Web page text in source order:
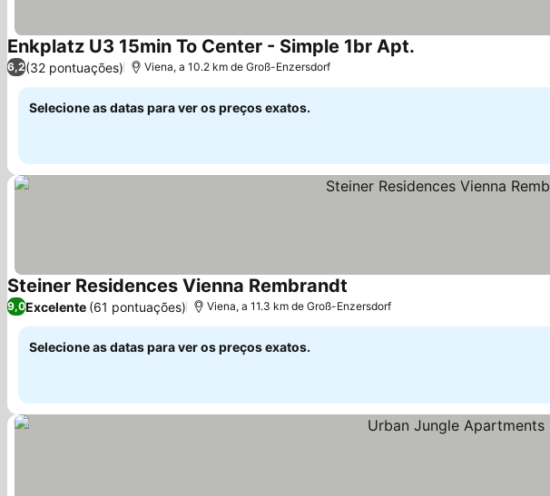
Enkplatz U3 15min To Center - Simple 1br Apt.
6,2(32 pontuações) Viena, a 10.2 km de Groß-Enzersdorf
Selecione as datas para ver os preços exatos.
Steiner Residences Vienna Rembrandt
9,0Excelente (61 pontuações) Viena, a 11.3 km de Groß-Enzersdorf
Selecione as datas para ver os preços exatos.